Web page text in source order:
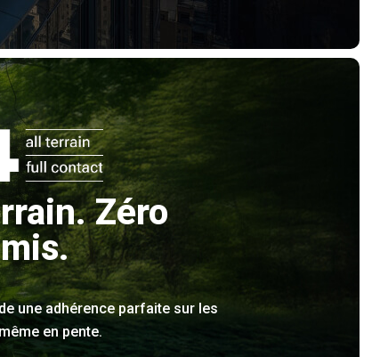
Zéro
une adhérence parfaite sur les
en pente.